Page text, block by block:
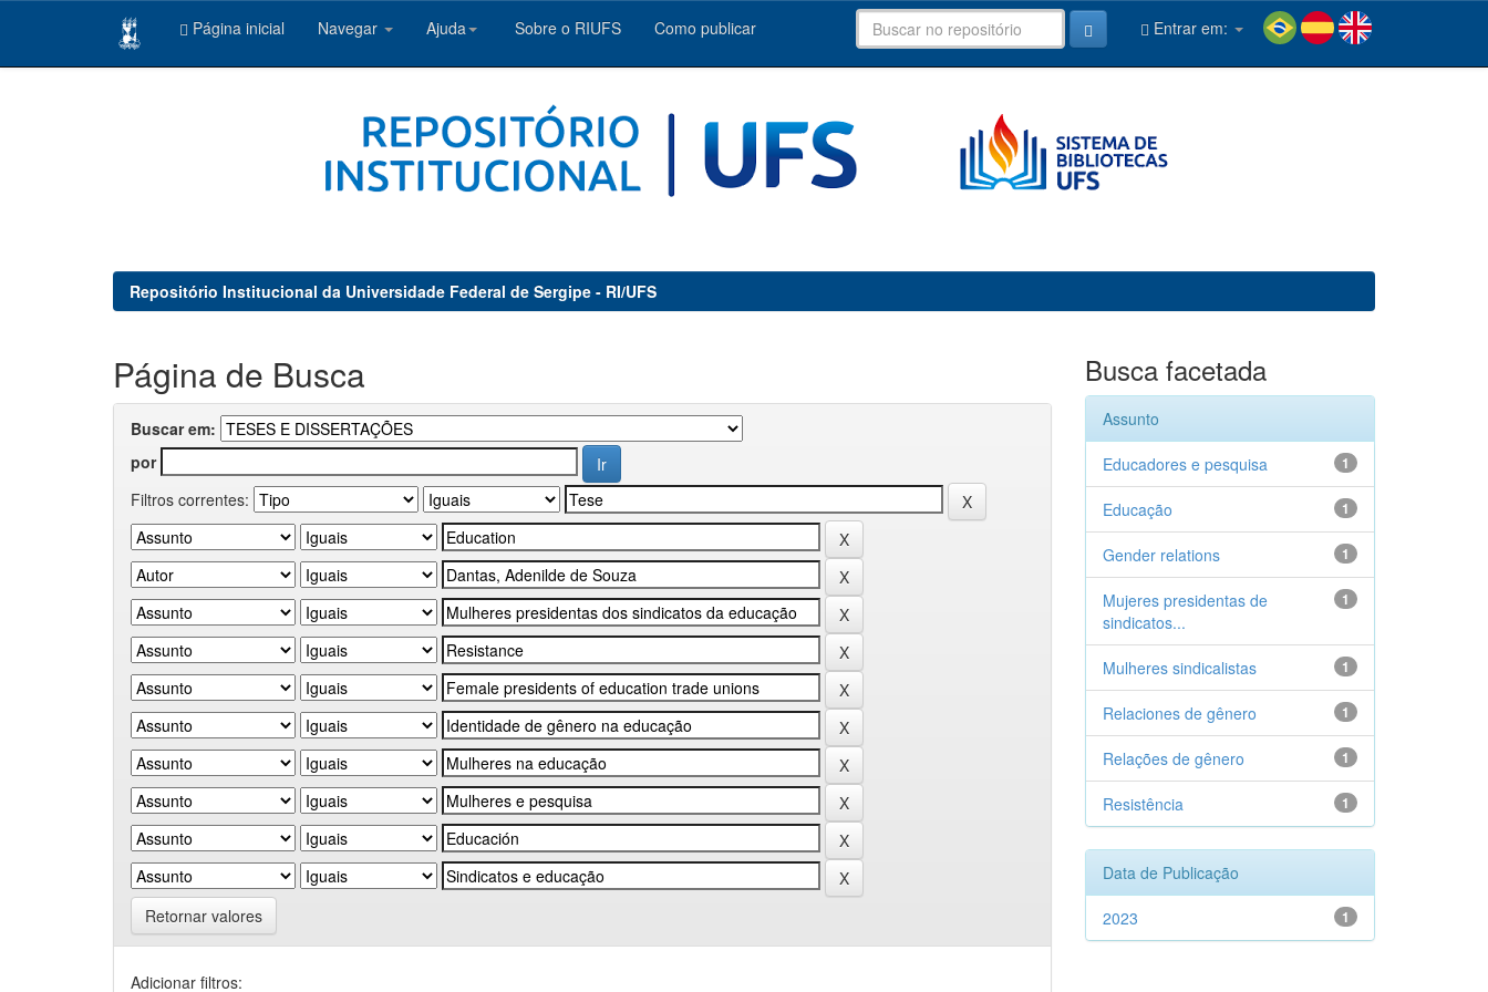
Página inicial Navegar Ajuda Sobre o RIUFS Como publicar Entrar em:
Repositório Institucional da Universidade Federal de Sergipe - RI/UFS
Página de Busca
Buscar em:
por
Filtros correntes:
Retornar valores
Adicionar filtros:
Busca facetada
Assunto
1
Educadores e pesquisa
1
Educação
1
Gender relations
1
Mujeres presidentas de
sindicatos...
1
Mulheres sindicalistas
1
Relaciones de gênero
1
Relações de gênero
1
Resistência
Data de Publicação
1
2023